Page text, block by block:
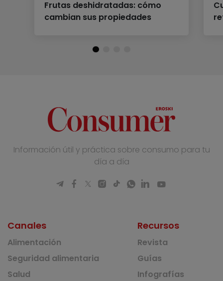
Frutas deshidratadas: cómo
cambian sus propiedades
Información útil y práctica sobre consumo para tu
día a día
Canales
Alimentación
Seguridad alimentaria
Salud
Recursos
Revista
Guías
Infografías